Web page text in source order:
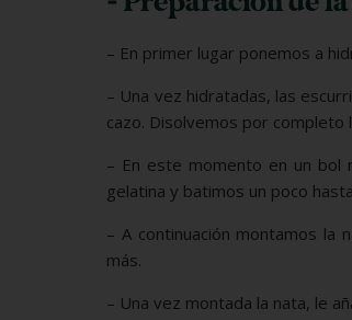
– En primer lugar ponemos a
– Una vez hidratadas, las
cazo. Disolvemos por completo
– En este momento en un bol
gelatina y batimos un poco
– A continuación montamos la
más.
– Una vez montada la nata, le